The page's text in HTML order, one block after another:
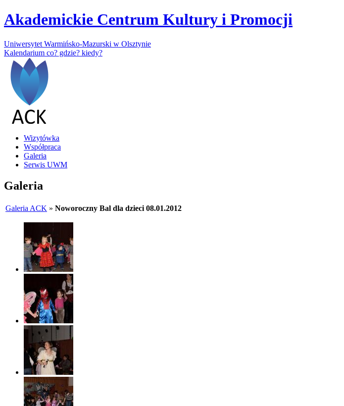
Akademickie Centrum Kultury i Promocji
Uniwersytet Warmińsko-Mazurski w Olsztynie
Kalendarium co? gdzie? kiedy?
Wizytówka
Współpraca
Galeria
Serwis UWM
Galeria
Galeria ACK » Noworoczny Bal dla dzieci 08.01.2012